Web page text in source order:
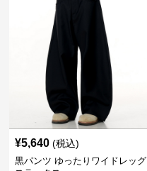
¥5,640 (税込)
黒パンツ ゆったりワイドレッグ